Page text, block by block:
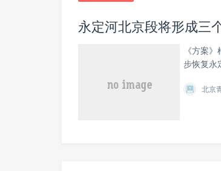
永定河北京段将形成三
《方案
步恢复永
北京